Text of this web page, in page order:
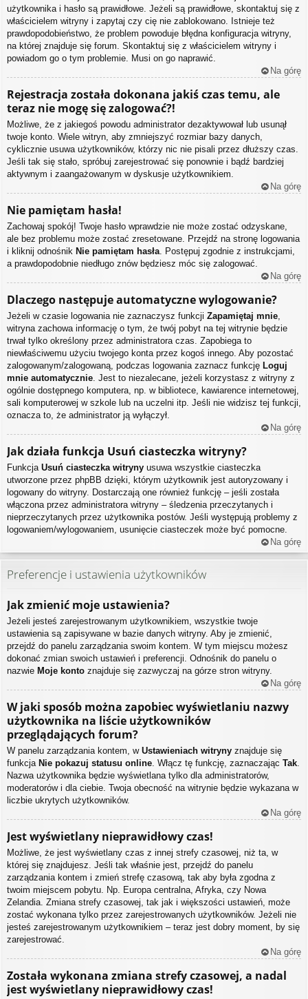
użytkownika i hasło są prawidłowe. Jeżeli są prawidłowe, skontaktuj się z
właścicielem witryny i zapytaj czy cię nie zablokowano. Istnieje też
prawdopodobieństwo, że problem powoduje błędna konfiguracja witryny,
na której znajduje się forum. Skontaktuj się z właścicielem witryny i
powiadom go o tym problemie. Musi on go naprawić.
Na górę
Rejestracja została dokonana jakiś czas temu, ale
teraz nie mogę się zalogować?!
Możliwe, że z jakiegoś powodu administrator dezaktywował lub usunął
twoje konto. Wiele witryn, aby zmniejszyć rozmiar bazy danych,
cyklicznie usuwa użytkowników, którzy nic nie pisali przez dłuższy czas.
Jeśli tak się stało, spróbuj zarejestrować się ponownie i bądź bardziej
aktywnym i zaangażowanym w dyskusje użytkownikiem.
Na górę
Nie pamiętam hasła!
Zachowaj spokój! Twoje hasło wprawdzie nie może zostać odzyskane,
ale bez problemu może zostać zresetowane. Przejdź na stronę logowania
i kliknij odnośnik Nie pamiętam hasła. Postępuj zgodnie z instrukcjami,
a prawdopodobnie niedługo znów będziesz móc się zalogować.
Na górę
Dlaczego następuje automatyczne wylogowanie?
Jeżeli w czasie logowania nie zaznaczysz funkcji Zapamiętaj mnie,
witryna zachowa informację o tym, że twój pobyt na tej witrynie będzie
trwał tylko określony przez administratora czas. Zapobiega to
niewłaściwemu użyciu twojego konta przez kogoś innego. Aby pozostać
zalogowanym/zalogowaną, podczas logowania zaznacz funkcję Loguj
mnie automatycznie. Jest to niezalecane, jeżeli korzystasz z witryny z
ogólnie dostępnego komputera, np. w bibliotece, kawiarence internetowej,
sali komputerowej w szkole lub na uczelni itp. Jeśli nie widzisz tej funkcji,
oznacza to, że administrator ją wyłączył.
Na górę
Jak działa funkcja Usuń ciasteczka witryny?
Funkcja Usuń ciasteczka witryny usuwa wszystkie ciasteczka
utworzone przez phpBB dzięki, którym użytkownik jest autoryzowany i
logowany do witryny. Dostarczają one również funkcję – jeśli została
włączona przez administratora witryny – śledzenia przeczytanych i
nieprzeczytanych przez użytkownika postów. Jeśli występują problemy z
logowaniem/wylogowaniem, usunięcie ciasteczek może być pomocne.
Na górę
Preferencje i ustawienia użytkowników
Jak zmienić moje ustawienia?
Jeżeli jesteś zarejestrowanym użytkownikiem, wszystkie twoje
ustawienia są zapisywane w bazie danych witryny. Aby je zmienić,
przejdź do panelu zarządzania swoim kontem. W tym miejscu możesz
dokonać zmian swoich ustawień i preferencji. Odnośnik do panelu o
nazwie Moje konto znajduje się zazwyczaj na górze stron witryny.
Na górę
W jaki sposób można zapobiec wyświetlaniu nazwy
użytkownika na liście użytkowników
przeglądających forum?
W panelu zarządzania kontem, w Ustawieniach witryny znajduje się
funkcja Nie pokazuj statusu online . Włącz tę funkcję, zaznaczając Tak
Nazwa użytkownika będzie wyświetlana tylko dla administratorów,
moderatorów i dla ciebie. Twoja obecność na witrynie będzie wykazana w
liczbie ukrytych użytkowników.
Na górę
Jest wyświetlany nieprawidłowy czas!
Możliwe, że jest wyświetlany czas z innej strefy czasowej, niż ta, w
której się znajdujesz. Jeśli tak właśnie jest, przejdź do panelu
zarządzania kontem i zmień strefę czasową, tak aby była zgodna z
twoim miejscem pobytu. Np. Europa centralna, Afryka, czy Nowa
Zelandia. Zmiana strefy czasowej, tak jak i większości ustawień, może
zostać wykonana tylko przez zarejestrowanych użytkowników. Jeżeli nie
jesteś zarejestrowanym użytkownikiem – teraz jest dobry moment, by się
zarejestrować.
Na górę
Została wykonana zmiana strefy czasowej, a nadal
jest wyświetlany nieprawidłowy czas!